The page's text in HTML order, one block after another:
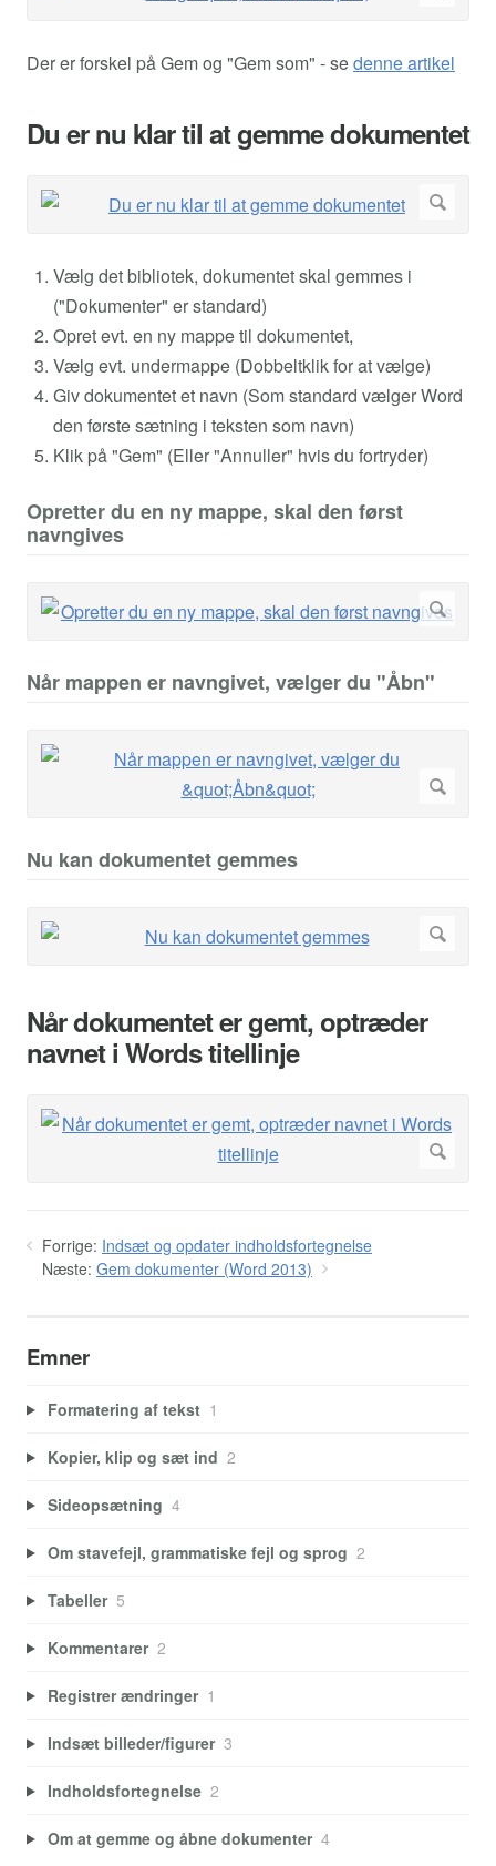
Der er forskel på Gem og "Gem som" - sedenne artikel
Du er nu klar til at gemme dokumentet
Vælg det bibliotek, dokumentet skal gemmes i
("Dokumenter" er standard)
Opret evt. en ny mappe til dokumentet,
Vælg evt. undermappe (Dobbeltklik for at vælge)
Giv dokumentet et navn (Som standard vælger Word
den første sætning i teksten som navn)
Klik på "Gem" (Eller "Annuller" hvis du fortryder)
Opretter du en ny mappe, skal den først
navngives
Når mappen er navngivet, vælger du "Åbn"
Nu kan dokumentet gemmes
Når dokumentet er gemt, optræder
navnet i Words titellinje
Forrige: Indsæt og opdater indholdsfortegnelse
Næste: Gem dokumenter (Word 2013)
Emner
Formatering af tekst 1
Kopier, klip og sæt ind 2
Sideopsætning 4
Om stavefejl, grammatiske fejl og sprog 2
Tabeller 5
Kommentarer 2
Registrer ændringer 1
Indsæt billeder/figurer 3
Indholdsfortegnelse 2
Om at gemme og åbne dokumenter 4